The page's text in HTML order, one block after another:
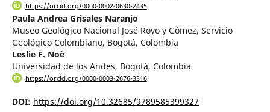
https://orcid.org/0000-0002-0630-2435
Paula Andrea Grisales Naranjo
Museo Geológico Nacional José Royo y Gómez, Servicio
Geológico Colombiano, Bogotá, Colombia
Leslie F. Noè
Universidad de los Andes, Bogotá, Colombia
https://orcid.org/0000-0003-2676-3316
DOI: https://doi.org/10.32685/9789585399327